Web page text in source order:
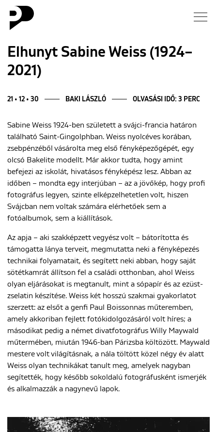
Hírek
Interjú
Esszé
Blog
Rólunk
ENGLISH
Elhunyt Sabine Weiss (1924–
2021)
21 • 12 • 30 BAKI LÁSZLÓ OLVASÁSI IDŐ: 3 PERC
Sabine Weiss 1924-ben született a svájci-francia határon
található Saint-Gingolphban. Weiss nyolcéves korában,
zsebpénzéből vásárolta meg első fényképezőgépét, egy
olcsó Bakelite modellt. Már akkor tudta, hogy amint
befejezi az iskolát, hivatásos fényképész lesz. Abban az
időben – mondta egy interjúban – az a jövőkép, hogy profi
fotográfus legyen, szinte elképzelhetetlen volt, hiszen
Svájcban nem voltak számára elérhetőek sem a
fotóalbumok, sem a kiállítások.
Az apja – aki szakképzett vegyész volt – bátorította és
támogatta lánya terveit, megmutatta neki a fényképezés
technikai folyamatait, és segített neki abban, hogy saját
sötétkamrát állítson fel a családi otthonban, ahol Weiss
olyan eljárásokat is megtanult, mint a sópapír és az ezüst-
zselatin készítése. Weiss két hosszú szakmai gyakorlatot
szerzett: az elsőt a genfi Paul Boissonnas műteremben,
amely akkoriban fejlett fotókidolgozásáról volt híres; a
másodikat pedig a német divatfotográfus Willy Maywald
műtermében, miután 1946-ban Párizsba költözött. Maywald
mestere volt világításnak, a nála töltött közel négy év alatt
Weiss olyan technikákat tanult meg, amelyek nagyban
segítették, hogy később sokoldalú fotográfusként ismerjék
és alkalmazzák a nagynevű lapok.